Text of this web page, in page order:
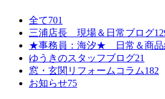
全て701
三浦店長 現場＆日常ブログ
★事務員：海汐★ 日常＆商
ゆうきのスタッフブログ21
窓・玄関リフォームコラム182
お知らせ75